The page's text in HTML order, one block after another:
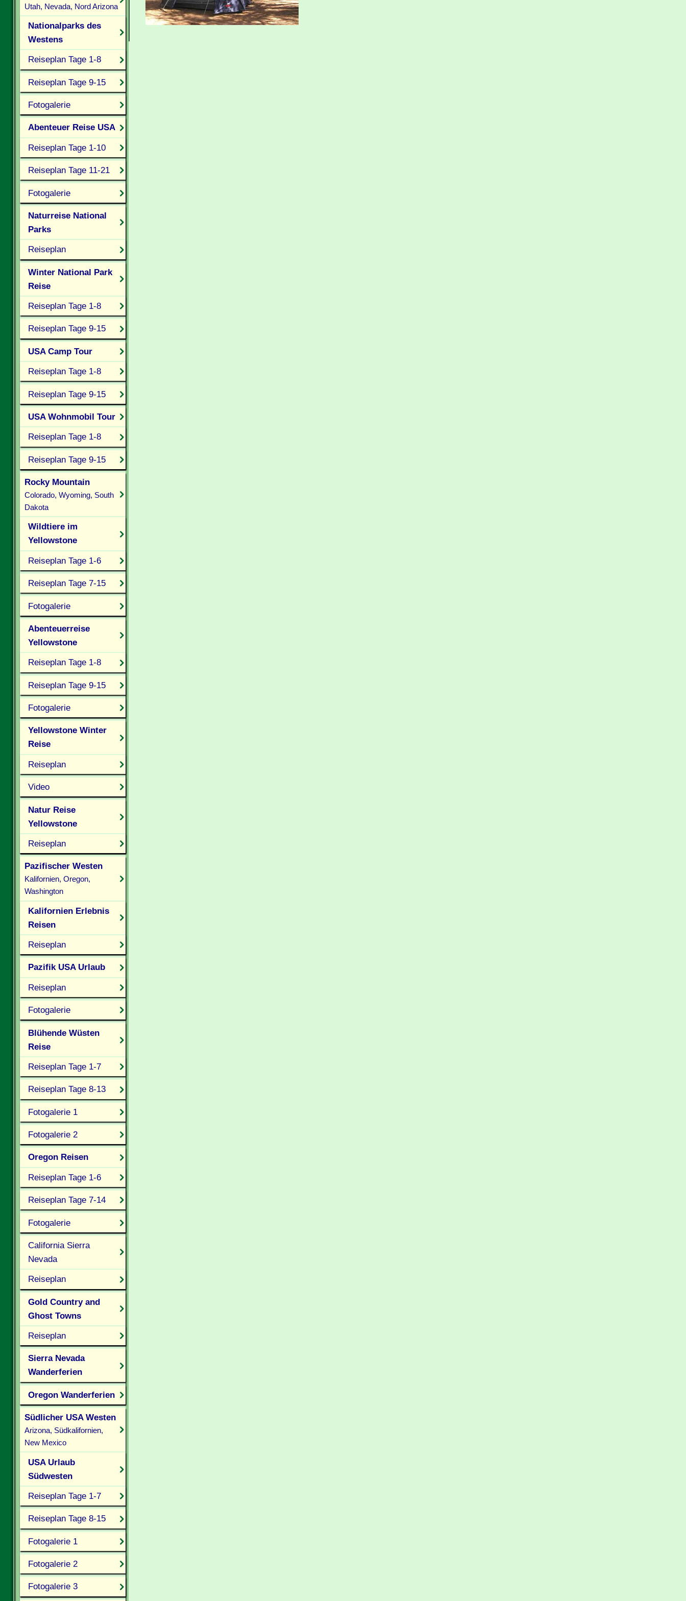
Utah, Nevada, Nord Arizona
Nationalparks des
Westens
Reiseplan Tage 1-8
Reiseplan Tage 9-15
Fotogalerie
Abenteuer Reise USA
Reiseplan Tage 1-10
Reiseplan Tage 11-21
Fotogalerie
Naturreise National
Parks
Reiseplan
Winter National Park
Reise
Reiseplan Tage 1-8
Reiseplan Tage 9-15
USA Camp Tour
Reiseplan Tage 1-8
Reiseplan Tage 9-15
USA Wohnmobil Tour
Reiseplan Tage 1-8
Reiseplan Tage 9-15
Rocky Mountain
Colorado, Wyoming, South
Dakota
Wildtiere im
Yellowstone
Reiseplan Tage 1-6
Reiseplan Tage 7-15
Fotogalerie
Abenteuerreise
Yellowstone
Reiseplan Tage 1-8
Reiseplan Tage 9-15
Fotogalerie
Yellowstone Winter
Reise
Reiseplan
Video
Natur Reise
Yellowstone
Reiseplan
Pazifischer Westen
Kalifornien, Oregon,
Washington
Kalifornien Erlebnis
Reisen
Reiseplan
Pazifik USA Urlaub
Reiseplan
Fotogalerie
Blühende Wüsten
Reise
Reiseplan Tage 1-7
Reiseplan Tage 8-13
Fotogalerie 1
Fotogalerie 2
Oregon Reisen
Reiseplan Tage 1-6
Reiseplan Tage 7-14
Fotogalerie
California Sierra
Nevada
Reiseplan
Gold Country and
Ghost Towns
Reiseplan
Sierra Nevada
Wanderferien
Oregon Wanderferien
Südlicher USA Westen
Arizona, Südkalifornien,
New Mexico
USA Urlaub
Südwesten
Reiseplan Tage 1-7
Reiseplan Tage 8-15
Fotogalerie 1
Fotogalerie 2
Fotogalerie 3